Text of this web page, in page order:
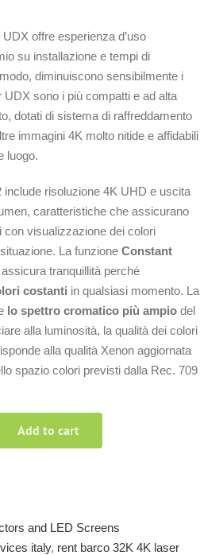
offre esperienza d’uso
su installazione e tempi di
diminuiscono sensibilmente i
UDX sono i più compatti e ad alta
dotati di sistema di raffreddamento
immagini 4K molto nitide e affidabili
luogo.
include risoluzione 4K UHD e uscita
caratteristiche che assicurano
con visualizzazione dei colori
La funzione Constant
assicura tranquillità perché
costanti in qualsiasi momento. La
lo spettro cromatico più ampio del
alla luminosità, la qualità dei colori
alla qualità Xenon aggiornata
spazio colori previsti dalla Rec. 709
Add to cart
and LED Screens
italy, rent barco 32K 4K laser